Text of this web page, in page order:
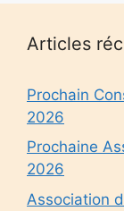
Articles
Prochain
2026
Prochaine
2026
Association